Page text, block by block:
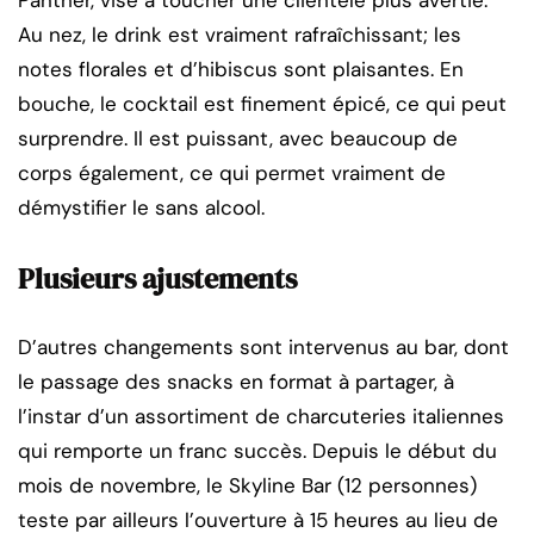
Au nez, le drink est vraiment rafraîchissant; les
notes florales et d’hibiscus sont plaisantes. En
bouche, le cocktail est finement épicé, ce qui peut
surprendre. Il est puissant, avec beaucoup de
corps également, ce qui permet vraiment de
démystifier le sans alcool.
Plusieurs ajustements
D’autres changements sont intervenus au bar, dont
le passage des snacks en format à partager, à
l’instar d’un assortiment de charcuteries italiennes
qui remporte un franc succès. Depuis le début du
mois de novembre, le Skyline Bar (12 personnes)
teste par ailleurs l’ouverture à 15 heures au lieu de